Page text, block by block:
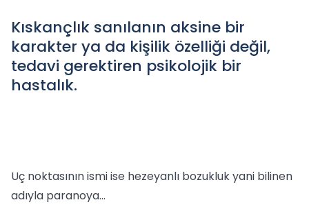
Kıskançlık sanılanın aksine bir
karakter ya da kişilik özelliği değil,
tedavi gerektiren psikolojik bir
hastalık.
Uç noktasının ismi ise hezeyanlı bozukluk yani bilinen
adıyla paranoya...